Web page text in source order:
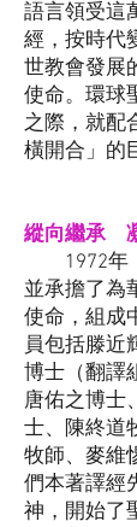
語言領受這
經，按時代
世教會發展
使命。環球
之際，就配
橫開合」的
縱向繼承
1972年
並承擔了為
使命，組成
員包括滕近
博士（翻譯
唐佑之博士
士、陳終道
牧師、麥維
們本著譯經
神，開始了